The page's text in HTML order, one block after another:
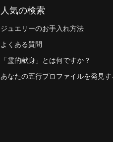
人気の検索
ジュエリーのお手入れ方法
よくある質問
「霊的献身」とは何ですか？
あなたの五行プロファイルを発見す